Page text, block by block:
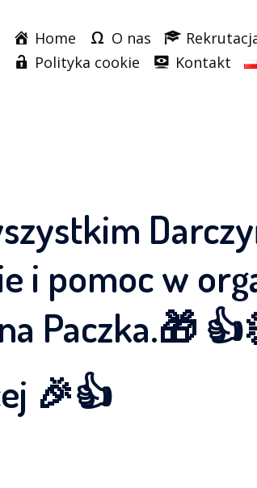
Home O nas
Polityka cookie
Kontakt
i pomoc w
Paczka.🎁
🎉👍